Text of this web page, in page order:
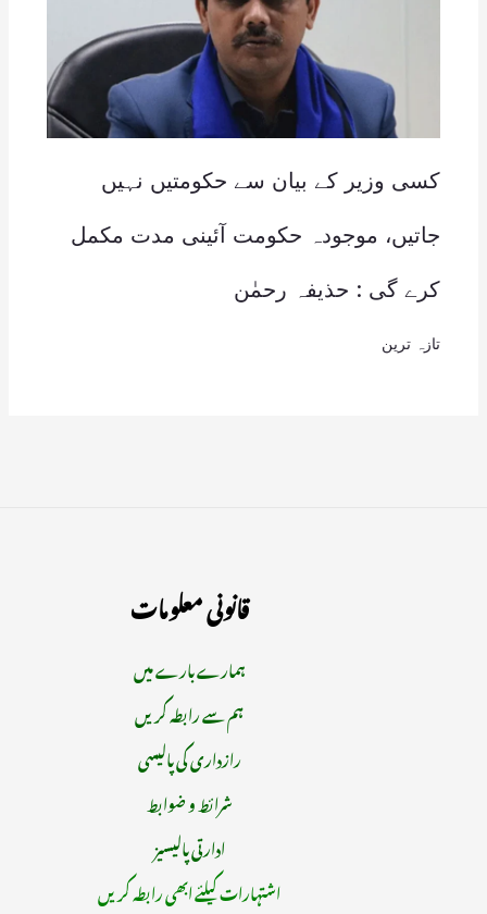
کسی وزیر کے بیان سے حکومتیں نہیں
جاتیں، موجودہ حکومت آئینی مدت مکمل
کرے گی : حذیفہ رحمٰن
تازہ ترین
قانونی معلومات
ہمارے بارے میں
ہم سے رابطہ کریں
رازداری کی پالیسی
شرائط و ضوابط
ادارتی پالیسیز
اشتہارات کیلئے ابھی رابطہ کریں